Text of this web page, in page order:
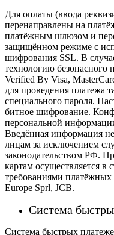
Для оплаты (ввода
перенаправлены на
платёжным шлюзом и
защищённом режиме с
шифрования SSL. В
технологию безопасного
Verified By Visa,
для проведения платежа
специального пароля.
битное шифрование.
персональной
Введённая информация не
лицам за исключением
законодательством РФ.
картам осуществляется в
требованиями
Europe Sprl, JCB.
Система
Система быстрых